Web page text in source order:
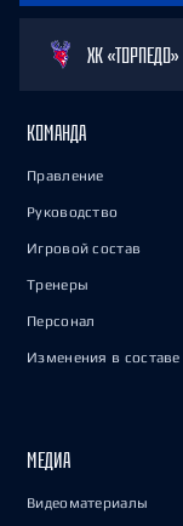
ХК «ТОРПЕДО»
КОМАНДА
Правление
Руководство
Игровой состав
Тренеры
Персонал
Изменения в составе
МЕДИА
Видеоматериалы